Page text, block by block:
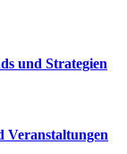
und Strategien
Veranstaltungen